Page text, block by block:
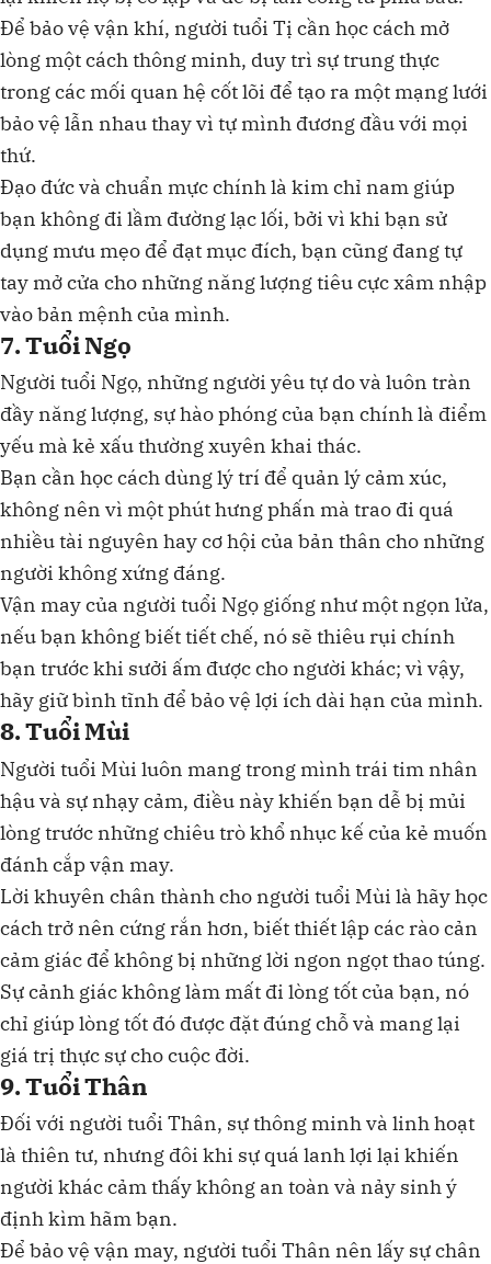
Để bảo vệ vận khí, người tuổi Tị cần học cách mở
lòng một cách thông minh, duy trì sự trung thực
trong các mối quan hệ cốt lõi để tạo ra một mạng lưới
bảo vệ lẫn nhau thay vì tự mình đương đầu với mọi
thứ.
Đạo đức và chuẩn mực chính là kim chỉ nam giúp
bạn không đi lầm đường lạc lối, bởi vì khi bạn sử
dụng mưu mẹo để đạt mục đích, bạn cũng đang tự
tay mở cửa cho những năng lượng tiêu cực xâm nhập
vào bản mệnh của mình.
7. Tuổi Ngọ
Người tuổi Ngọ, những người yêu tự do và luôn tràn
đầy năng lượng, sự hào phóng của bạn chính là điểm
yếu mà kẻ xấu thường xuyên khai thác.
Bạn cần học cách dùng lý trí để quản lý cảm xúc,
không nên vì một phút hưng phấn mà trao đi quá
nhiều tài nguyên hay cơ hội của bản thân cho những
người không xứng đáng.
Vận may của người tuổi Ngọ giống như một ngọn lửa,
nếu bạn không biết tiết chế, nó sẽ thiêu rụi chính
bạn trước khi sưởi ấm được cho người khác; vì vậy,
hãy giữ bình tĩnh để bảo vệ lợi ích dài hạn của mình.
8. Tuổi Mùi
Người tuổi Mùi luôn mang trong mình trái tim nhân
hậu và sự nhạy cảm, điều này khiến bạn dễ bị mủi
lòng trước những chiêu trò khổ nhục kế của kẻ muốn
đánh cắp vận may.
Lời khuyên chân thành cho người tuổi Mùi là hãy học
cách trở nên cứng rắn hơn, biết thiết lập các rào cản
cảm giác để không bị những lời ngon ngọt thao túng.
Sự cảnh giác không làm mất đi lòng tốt của bạn, nó
chỉ giúp lòng tốt đó được đặt đúng chỗ và mang lại
giá trị thực sự cho cuộc đời.
9. Tuổi Thân
Đối với người tuổi Thân, sự thông minh và linh hoạt
là thiên tư, nhưng đôi khi sự quá lanh lợi lại khiến
người khác cảm thấy không an toàn và nảy sinh ý
định kìm hãm bạn.
Để bảo vệ vận may, người tuổi Thân nên lấy sự chân